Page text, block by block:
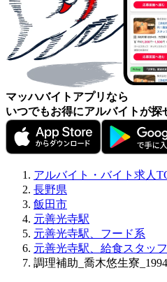
マッハバイトアプリなら
いつでもお得にアルバイトが探
アルバイト・バイト求人
長野県
飯田市
元善光寺駅
元善光寺駅、フード系
元善光寺駅、給食スタッフ
調理補助_喬木悠生寮